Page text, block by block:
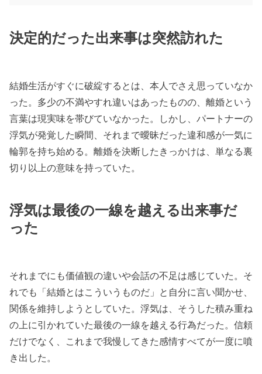
決定的だった出来事は突然訪れた
結婚生活がすぐに破綻するとは、本人でさえ思っていなか
った。多少の不満やすれ違いはあったものの、離婚という
言葉は現実味を帯びていなかった。しかし、パートナーの
浮気が発覚した瞬間、それまで曖昧だった違和感が一気に
輪郭を持ち始める。離婚を決断したきっかけは、単なる裏
切り以上の意味を持っていた。
浮気は最後の一線を越える出来事だ
った
それまでにも価値観の違いや会話の不足は感じていた。そ
れでも「結婚とはこういうものだ」と自分に言い聞かせ、
関係を維持しようとしていた。浮気は、そうした積み重ね
の上に引かれていた最後の一線を越える行為だった。信頼
だけでなく、これまで我慢してきた感情すべてが一度に噴
き出した。